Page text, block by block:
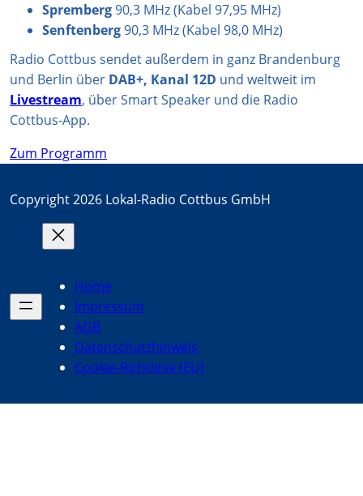
Spremberg90,3 MHz (Kabel 97,95 MHz)
Senftenberg90,3 MHz (Kabel 98,0 MHz)
Radio Cottbus sendet außerdem in ganz Brandenburg
und Berlin über DAB+, Kanal 12D und weltweit im
Livestream, über Smart Speaker und die Radio
Cottbus-App.
Zum Programm
Copyright 2026 Lokal-Radio Cottbus GmbH
Home
Impressum
AGB
Datenschutzhinweis
Cookie-Richtlinie (EU)